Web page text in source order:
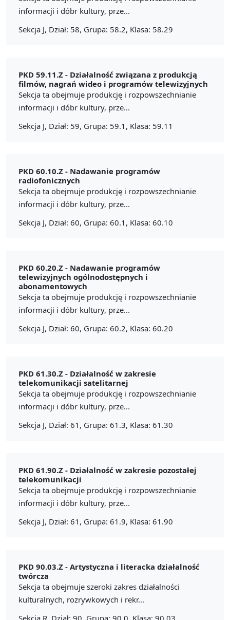
informacji i dóbr kultury, prze...
Sekcja J, Dział: 58, Grupa: 58.2, Klasa: 58.29
PKD 59.11.Z - Działalność związana z produkcją
filmów, nagrań wideo i programów telewizyjnych
Sekcja ta obejmuje produkcję i rozpowszechnianie
informacji i dóbr kultury, prze...
Sekcja J, Dział: 59, Grupa: 59.1, Klasa: 59.11
PKD 60.10.Z - Nadawanie programów
radiofonicznych
Sekcja ta obejmuje produkcję i rozpowszechnianie
informacji i dóbr kultury, prze...
Sekcja J, Dział: 60, Grupa: 60.1, Klasa: 60.10
PKD 60.20.Z - Nadawanie programów
telewizyjnych ogólnodostępnych i
abonamentowych
Sekcja ta obejmuje produkcję i rozpowszechnianie
informacji i dóbr kultury, prze...
Sekcja J, Dział: 60, Grupa: 60.2, Klasa: 60.20
PKD 61.30.Z - Działalność w zakresie
telekomunikacji satelitarnej
Sekcja ta obejmuje produkcję i rozpowszechnianie
informacji i dóbr kultury, prze...
Sekcja J, Dział: 61, Grupa: 61.3, Klasa: 61.30
PKD 61.90.Z - Działalność w zakresie pozostałej
telekomunikacji
Sekcja ta obejmuje produkcję i rozpowszechnianie
informacji i dóbr kultury, prze...
Sekcja J, Dział: 61, Grupa: 61.9, Klasa: 61.90
PKD 90.03.Z - Artystyczna i literacka działalność
twórcza
Sekcja ta obejmuje szeroki zakres działalności
kulturalnych, rozrywkowych i rekr...
Sekcja R, Dział: 90, Grupa: 90.0, Klasa: 90.03